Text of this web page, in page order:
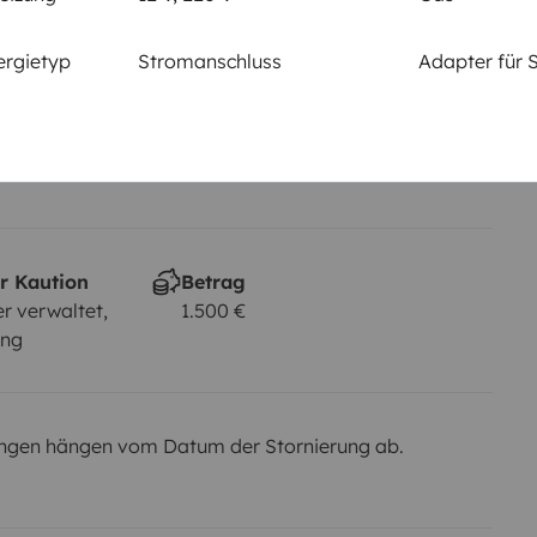
Stromanschluss Adapter für
Nicht erlaubt
Kaution
verwaltet,
Betrag
1.500 €
hängen vom Datum der Stornierung ab.